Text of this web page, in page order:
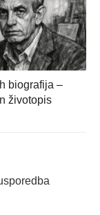
biografija –
životopis